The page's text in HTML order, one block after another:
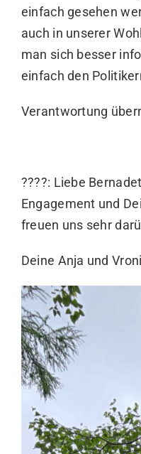
einfach gesehen
auch in unserer
man sich besser
einfach den
Verantwortung
????: Liebe
Engagement und
freuen uns sehr
Deine Anja und Vroni